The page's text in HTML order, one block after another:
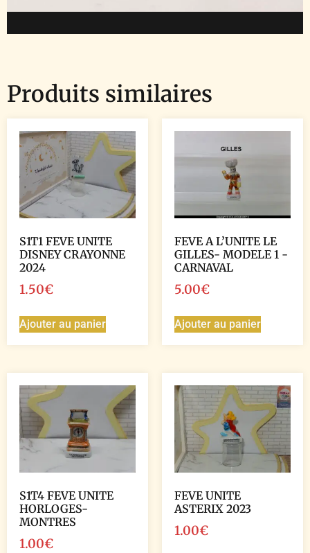
Produits similaires
S1T1 FEVE UNITE
DISNEY CRAYONNE
2024
1.50€
Ajouter au panier
FEVE A L’UNITE LE
GILLES- MODELE 1 -
CARNAVAL
5.00€
Ajouter au panier
S1T4 FEVE UNITE
HORLOGES-
MONTRES
1.00€
FEVE UNITE
ASTERIX 2023
1.00€